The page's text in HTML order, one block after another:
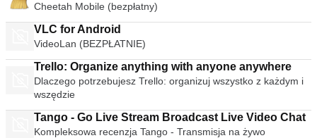
Cheetah Mobile (bezpłatny)
VLC for Android
VideoLan (BEZPŁATNIE)
Trello: Organize anything with anyone anywhere
Dlaczego potrzebujesz Trello: organizuj wszystko z każdym i
wszędzie
Tango - Go Live Stream Broadcast Live Video Chat
Kompleksowa recenzja Tango - Transmisja na żywo